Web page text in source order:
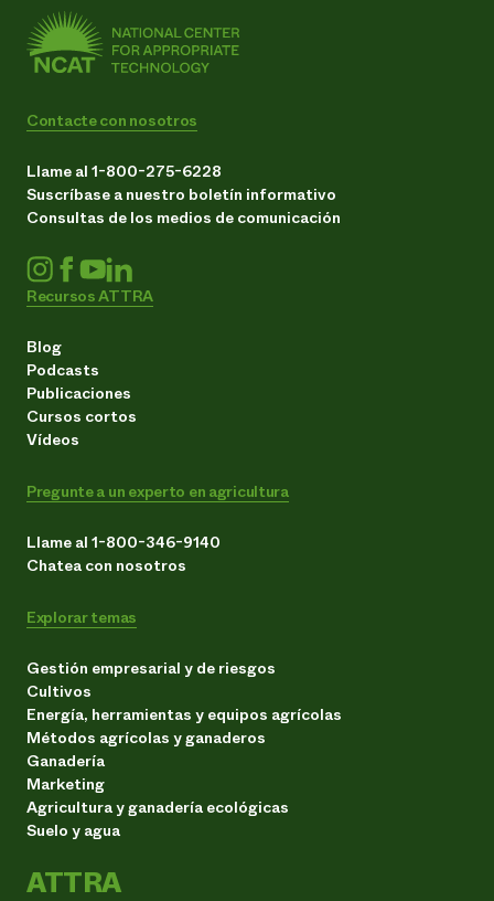
Contacte con nosotros
Llame al 1-800-275-6228
Suscríbase a nuestro boletín informativo
Consultas de los medios de comunicación
Recursos ATTRA
Blog
Podcasts
Publicaciones
Cursos cortos
Vídeos
Pregunte a un experto en agricultura
Llame al 1-800-346-9140
Chatea con nosotros
Explorar temas
Gestión empresarial y de riesgos
Cultivos
Energía, herramientas y equipos agrícolas
Métodos agrícolas y ganaderos
Ganadería
Marketing
Agricultura y ganadería ecológicas
Suelo y agua
ATTRA